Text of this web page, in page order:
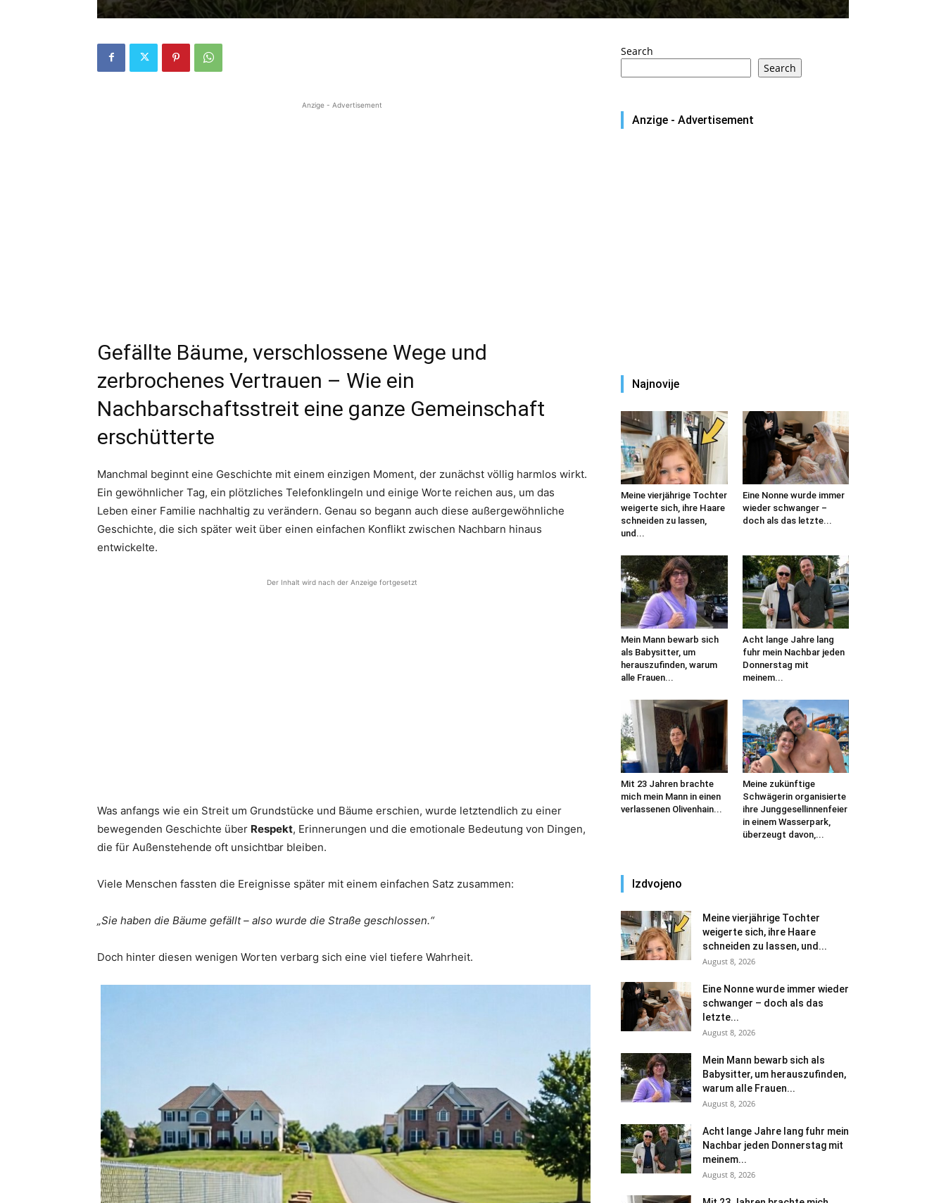
Anzige - Advertisement
Gefällte Bäume, verschlossene Wege und
zerbrochenes Vertrauen – Wie ein
Nachbarschaftsstreit eine ganze Gemeinschaft
erschütterte
Manchmal beginnt eine Geschichte mit einem einzigen Moment, der zunächst völlig harmlos wirkt.
Ein gewöhnlicher Tag, ein plötzliches Telefonklingeln und einige Worte reichen aus, um das
Leben einer Familie nachhaltig zu verändern. Genau so begann auch diese außergewöhnliche
Geschichte, die sich später weit über einen einfachen Konflikt zwischen Nachbarn hinaus
entwickelte.
Der Inhalt wird nach der Anzeige fortgesetzt
Was anfangs wie ein Streit um Grundstücke und Bäume erschien, wurde letztendlich zu einer
bewegenden Geschichte über Respekt, Erinnerungen und die emotionale Bedeutung von Dingen,
die für Außenstehende oft unsichtbar bleiben.
Viele Menschen fassten die Ereignisse später mit einem einfachen Satz zusammen:
„Sie haben die Bäume gefällt – also wurde die Straße geschlossen.“
Doch hinter diesen wenigen Worten verbarg sich eine viel tiefere Wahrheit.
Search
Search
Anzige - Advertisement
Najnovije
Meine vierjährige Tochter
weigerte sich, ihre Haare
schneiden zu lassen,
und...
Eine Nonne wurde immer
wieder schwanger –
doch als das letzte...
Mein Mann bewarb sich
als Babysitter, um
herauszufinden, warum
alle Frauen...
Acht lange Jahre lang
fuhr mein Nachbar jeden
Donnerstag mit
meinem...
Mit 23 Jahren brachte
mich mein Mann in einen
verlassenen Olivenhain...
Meine zukünftige
Schwägerin organisierte
ihre Junggesellinnenfeier
in einem Wasserpark,
überzeugt davon,...
Izdvojeno
Meine vierjährige Tochter
weigerte sich, ihre Haare
schneiden zu lassen, und...
August 8, 2026
Eine Nonne wurde immer wieder
schwanger – doch als das
letzte...
August 8, 2026
Mein Mann bewarb sich als
Babysitter, um herauszufinden,
warum alle Frauen...
August 8, 2026
Acht lange Jahre lang fuhr mein
Nachbar jeden Donnerstag mit
meinem...
August 8, 2026